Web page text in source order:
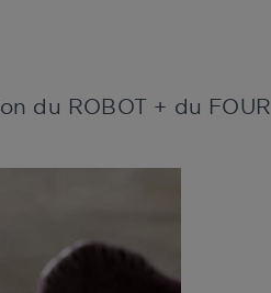
du ROBOT + du FOUR